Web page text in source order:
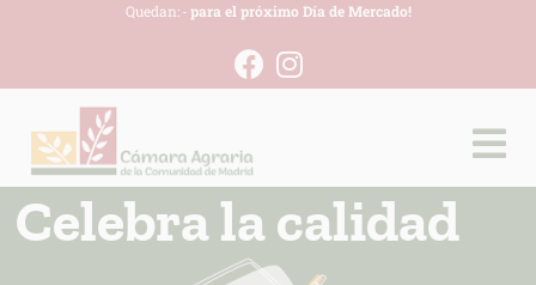
Quedan: -para el próximo Día de Mercado!
Celebra la calidad